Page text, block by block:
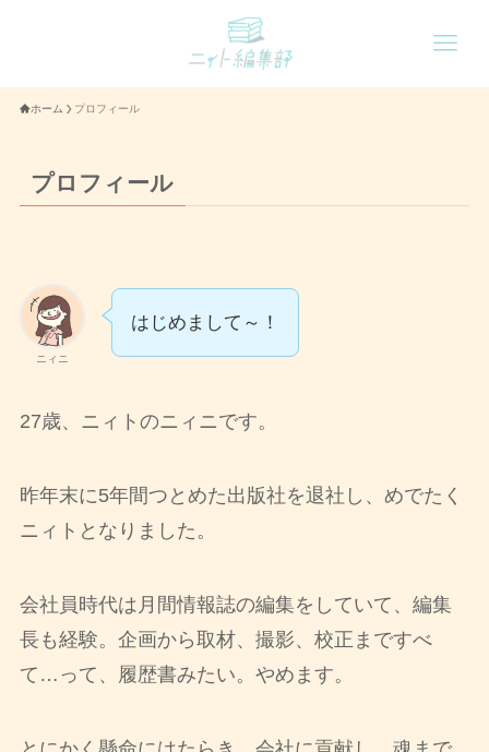
ホーム プロフィール
プロフィール
ニィニ
はじめまして～！
27歳、ニィトのニィニです。
昨年末に5年間つとめた出版社を退社し、めでたく
ニィトとなりました。
会社員時代は月間情報誌の編集をしていて、編集
長も経験。企画から取材、撮影、校正まですべ
て…って、履歴書みたい。やめます。